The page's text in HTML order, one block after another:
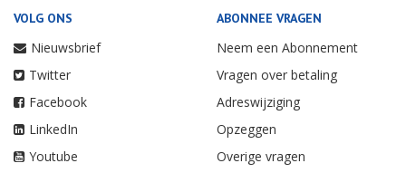
VOLG ONS
Nieuwsbrief
Twitter
Facebook
LinkedIn
Youtube
ABONNEE VRAGEN
Neem een Abonnement
Vragen over betaling
Adreswijziging
Opzeggen
Overige vragen